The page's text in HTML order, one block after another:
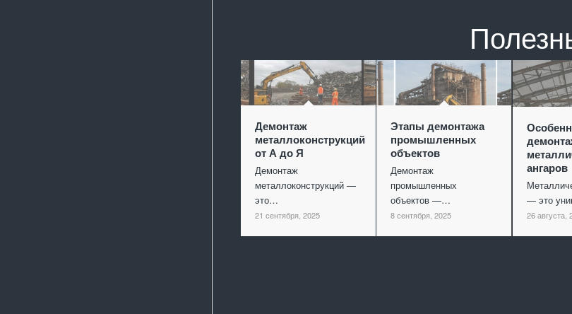
Демонтаж
металлоконструкций
от А до Я
Демонтаж
металлоконструкций —
это…
21 сентября, 2025
Этапы демонтажа
промышленных
объектов
Демонтаж
промышленных
объектов —…
8 сентября, 2025
ангаров
— это
26 августа,